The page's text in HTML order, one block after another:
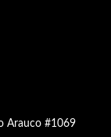
Arauco #1069